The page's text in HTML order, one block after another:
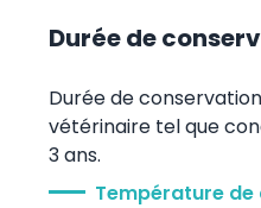
Durée de
Durée de
vétérinaire tel que
3 ans.
Température